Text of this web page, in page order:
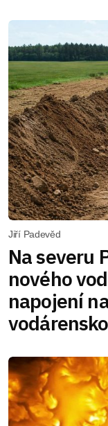
Jiří Padevěd
Na severu
nového
napojení